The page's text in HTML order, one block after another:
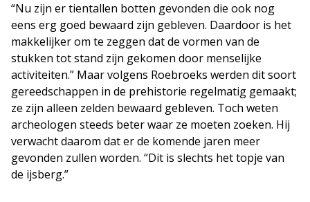
“Nu zijn er tientallen botten gevonden die ook nog
eens erg goed bewaard zijn gebleven. Daardoor is het
makkelijker om te zeggen dat de vormen van de
stukken tot stand zijn gekomen door menselijke
activiteiten.” Maar volgens Roebroeks werden dit soort
gereedschappen in de prehistorie regelmatig gemaakt;
ze zijn alleen zelden bewaard gebleven. Toch weten
archeologen steeds beter waar ze moeten zoeken. Hij
verwacht daarom dat er de komende jaren meer
gevonden zullen worden. “Dit is slechts het topje van
de ijsberg.”